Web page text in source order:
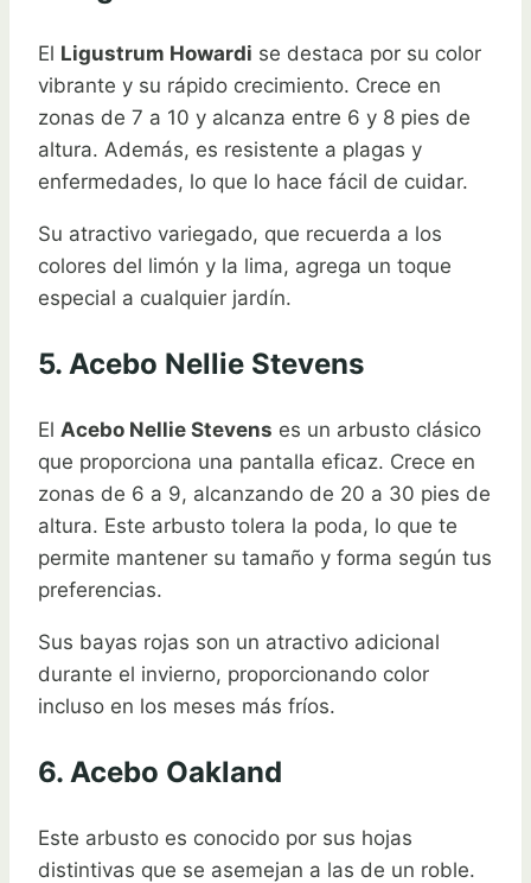
El Ligustrum Howardi se destaca por su color
vibrante y su rápido crecimiento. Crece en
zonas de 7 a 10 y alcanza entre 6 y 8 pies de
altura. Además, es resistente a plagas y
enfermedades, lo que lo hace fácil de cuidar.
Su atractivo variegado, que recuerda a los
colores del limón y la lima, agrega un toque
especial a cualquier jardín.
5. Acebo Nellie Stevens
El Acebo Nellie Stevens es un arbusto clásico
que proporciona una pantalla eficaz. Crece en
zonas de 6 a 9, alcanzando de 20 a 30 pies de
altura. Este arbusto tolera la poda, lo que te
permite mantener su tamaño y forma según tus
preferencias.
Sus bayas rojas son un atractivo adicional
durante el invierno, proporcionando color
incluso en los meses más fríos.
6. Acebo Oakland
Este arbusto es conocido por sus hojas
distintivas que se asemejan a las de un roble.